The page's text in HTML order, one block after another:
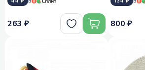
263 ₽ 800 ₽